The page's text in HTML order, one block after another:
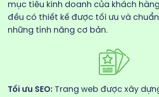
mục tiêu kinh doanh của khách
đều có thiết kế được tối ưu và chuẩn
những tính năng cơ bản.
Tối ưu SEO:Trang web được xây